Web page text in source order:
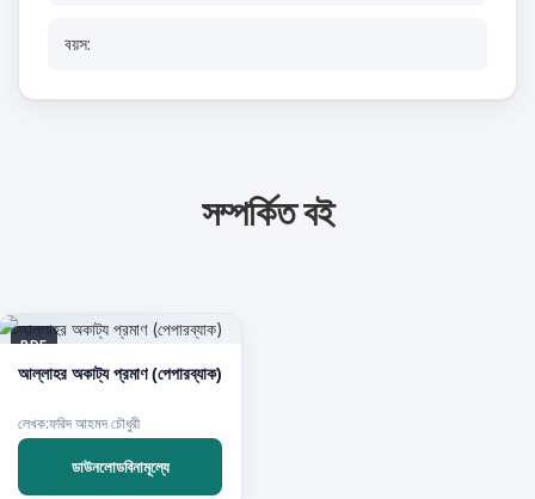
বয়স:
সম্পর্কিত বই
PDF
আল্লাহর অকাট্য প্রমাণ (পেপারব্যাক)
লেখক:ফরিদ আহমদ চৌধুরী
ডাউনলোডবিনামূল্যে